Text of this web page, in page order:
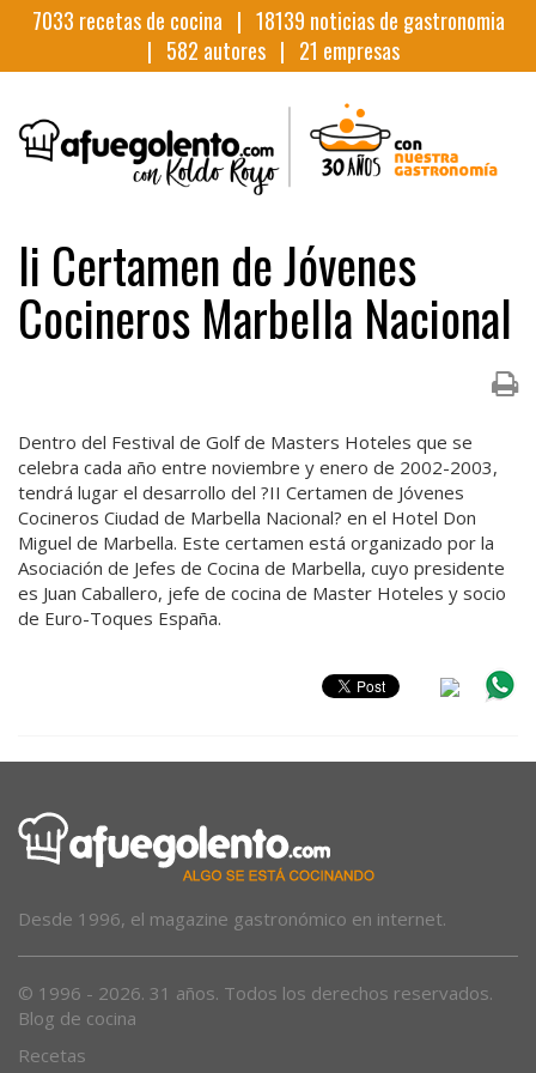
7033 recetas de cocina | 18139 noticias de gastronomia
| 582 autores | 21 empresas
Ii Certamen de Jóvenes
Cocineros Marbella Nacional
Dentro del Festival de Golf de Masters Hoteles que se
celebra cada año entre noviembre y enero de 2002-2003,
tendrá lugar el desarrollo del ?II Certamen de Jóvenes
Cocineros Ciudad de Marbella Nacional? en el Hotel Don
Miguel de Marbella. Este certamen está organizado por la
Asociación de Jefes de Cocina de Marbella, cuyo presidente
es Juan Caballero, jefe de cocina de Master Hoteles y socio
de Euro-Toques España.
Desde 1996, el magazine gastronómico en internet.
© 1996 - 2026. 31 años. Todos los derechos reservados.
Blog de cocina
Recetas